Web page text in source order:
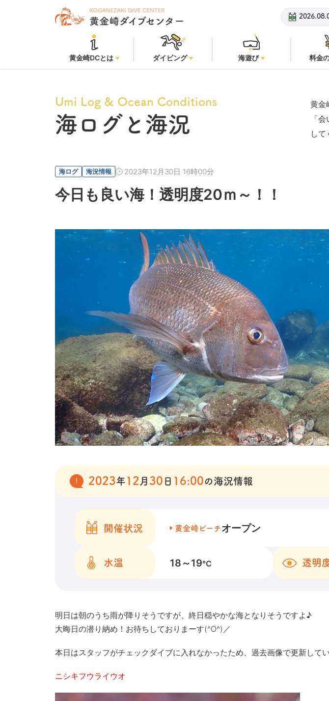
安良里ボート：
黄金崎DCとは ダイビング 海遊び 料金
Umi Log & Ocean Conditions
海ログと海況
黄金
「
して
海ログ 海況情報 2023年12月30日 16時00分
今日も良い海！透明度20ｍ～！！
2023年 12 月 30 日 16:00の海況情報
開催状況 黄金崎ビーチオープン
水温 18～19℃ 透明
明日は朝のうち雨が降りそうですが、終日穏やかな海となりそうですよ♪
大晦日の潜り納め！お待ちしておりまーす(^O^)／
本日はスタッフがチェックダイブに入れなかったため、過去画像で更新して
ニシキフウライウオ